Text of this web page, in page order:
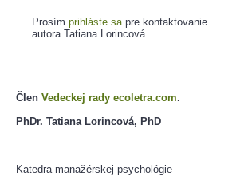
Prosím prihláste sapre kontaktovanie
autora Tatiana Lorincová
Člen Vedeckej rady ecoletra.com.
PhDr. Tatiana Lorincová, PhD
Katedra manažérskej psychológie